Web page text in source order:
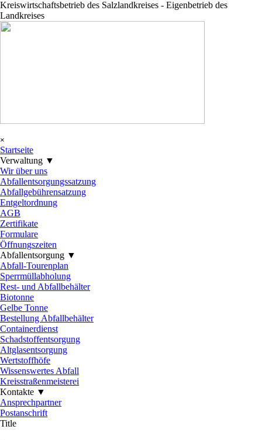
Direkt zum Seiteninhalt
Kreiswirtschaftsbetrieb des Salzlandkreises - Eigenbetrieb des
Landkreises
×
Startseite
Verwaltung ▼
Wir über uns
Abfallentsorgungssatzung
Abfallgebührensatzung
Entgeltordnung
AGB
Zertifikate
Formulare
Öffnungszeiten
Abfallentsorgung ▼
Abfall-Tourenplan
Sperrmüllabholung
Rest- und Abfallbehälter
Biotonne
Gelbe Tonne
Bestellung Abfallbehälter
Containerdienst
Schadstoffentsorgung
Altglasentsorgung
Wertstoffhöfe
Wissenswertes Abfall
Kreisstraßenmeisterei
Kontakte ▼
Ansprechpartner
Postanschrift
Title